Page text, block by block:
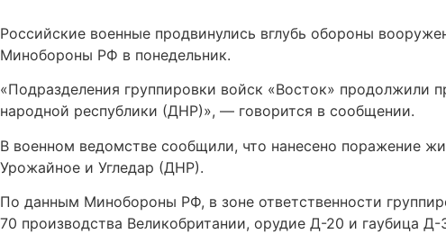
Российские военные продвинулись вглубь обороны
Минобороны РФ в понедельник.
«Подразделения группировки войск «Восток» продолжили
народной республики (ДНР)», — говорится в сообщении.
В военном ведомстве сообщили, что нанесено поражение
Урожайное и Угледар (ДНР).
По данным Минобороны РФ, в зоне ответственности
70 производства Великобритании, орудие Д-20 и гаубица Д-